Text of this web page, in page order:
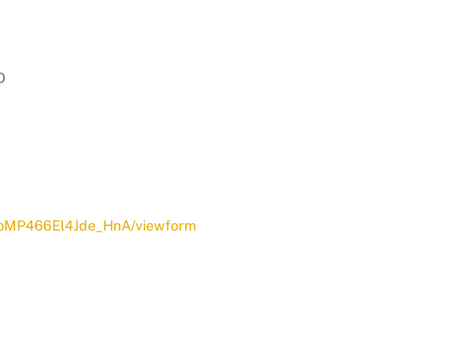
viewform